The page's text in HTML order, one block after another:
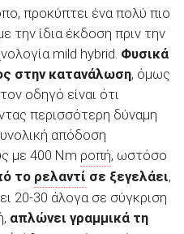
προκύπτει ένα πολύ πιο
την ίδια έκδοση πριν την
mild hybrid. Φυσικά
στην κατανάλωση, όμως
οδηγό είναι ότι
περισσότερη δύναμη
απόδοση
με 400 Nm ροπή, ωστόσο
το ρελαντί σε ξεγελάει,
20-30 άλογα σε σύγκριση
απλώνει γραμμικά τη